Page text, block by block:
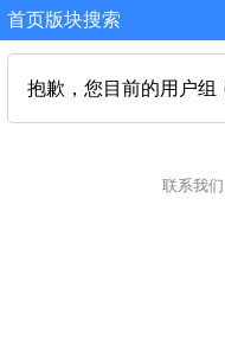
首页版块搜索
抱歉，您目前的用户组
联系我